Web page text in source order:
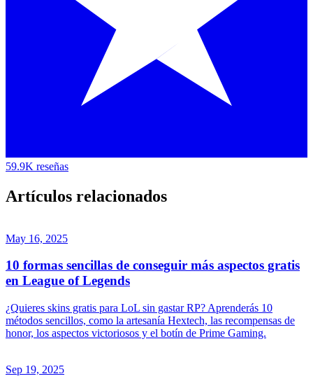
59.9K reseñas
Artículos relacionados
May 16, 2025
10 formas sencillas de conseguir más aspectos gratis
en League of Legends
¿Quieres skins gratis para LoL sin gastar RP? Aprenderás 10
métodos sencillos, como la artesanía Hextech, las recompensas de
honor, los aspectos victoriosos y el botín de Prime Gaming.
Sep 19, 2025